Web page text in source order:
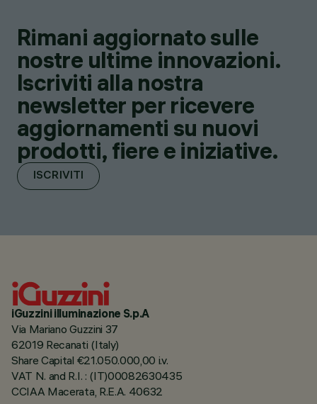
Rimani aggiornato sulle
nostre ultime innovazioni.
Iscriviti alla nostra
newsletter per ricevere
aggiornamenti su nuovi
prodotti, fiere e iniziative.
ISCRIVITI
iGuzzini illuminazione S.p.A
Via Mariano Guzzini 37
62019 Recanati (Italy)
Share Capital €21.050.000,00 i.v.
VAT N. and R.I. : (IT)00082630435
CCIAA Macerata, R.E.A. 40632